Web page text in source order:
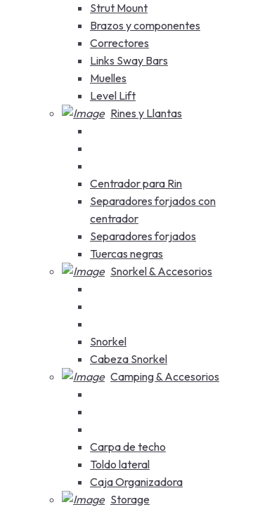
Strut Mount
Brazos y componentes
Correctores
Links Sway Bars
Muelles
Level Lift
Rines y Llantas
Centrador para Rin
Separadores forjados con
centrador
Separadores forjados
Tuercas negras
Snorkel & Accesorios
Snorkel
Cabeza Snorkel
Camping & Accesorios
Carpa de techo
Toldo lateral
Caja Organizadora
Storage